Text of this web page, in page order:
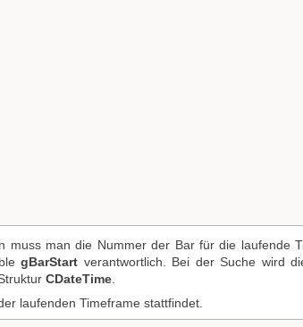
man die Nummer der Bar für die laufende
gBarStart verantwortlich. Bei der Suche wird
CDateTime
laufenden Timeframe stattfindet.